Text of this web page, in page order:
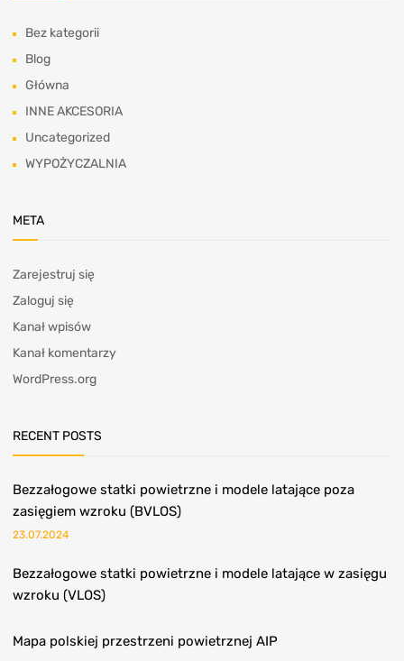
Bez kategorii
Blog
Główna
INNE AKCESORIA
Uncategorized
WYPOŻYCZALNIA
META
Zarejestruj się
Zaloguj się
Kanał wpisów
Kanał komentarzy
WordPress.org
RECENT POSTS
Bezzałogowe statki powietrzne i modele latające poza
zasięgiem wzroku (BVLOS)
23.07.2024
Bezzałogowe statki powietrzne i modele latające w zasięgu
wzroku (VLOS)
Mapa polskiej przestrzeni powietrznej AIP